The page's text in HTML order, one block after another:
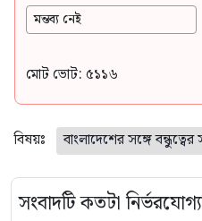
মন্তব্য নেই
মোট ভোট: ৫১১৬
বিষয়ঃ বাংলাদেশের সঙ্গে
সংবাদটি কতটা